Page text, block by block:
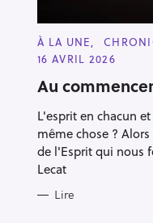
C
A
T
G
R
I
E
S
À LA UNE
16 AVRIL 2026
Au
L'esprit en chacun
même chose ?
de l'Esprit qui nous
Lecat
Lire